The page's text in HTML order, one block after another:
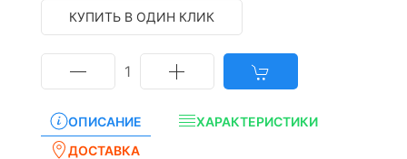
КУПИТЬ В ОДИН КЛИК
1
ОПИСАНИЕ
ХАРАКТЕРИСТИКИ
ДОСТАВКА